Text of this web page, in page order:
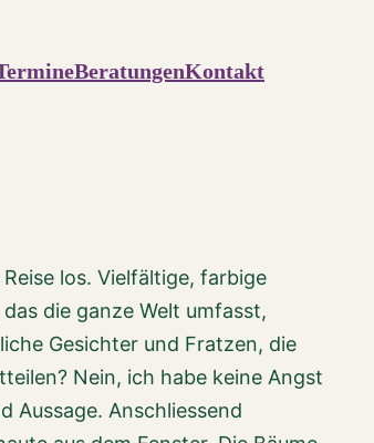
BeratungenKontakt
Reise los. Vielfältige, farbige
die ganze Welt umfasst,
Gesichter und Fratzen, die
Nein, ich habe keine Angst
Aussage. Anschliessend